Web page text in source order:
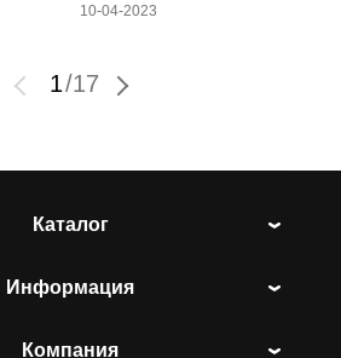
10-04-2023
1/17
Каталог
Информация
Компания